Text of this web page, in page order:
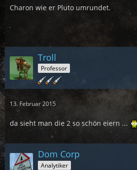
Charon wie er Pluto umrundet.
Troll
Professor
13. Februar 2015
da sieht man die 2 so schön eiern ...
Dom Corp
Analytiker